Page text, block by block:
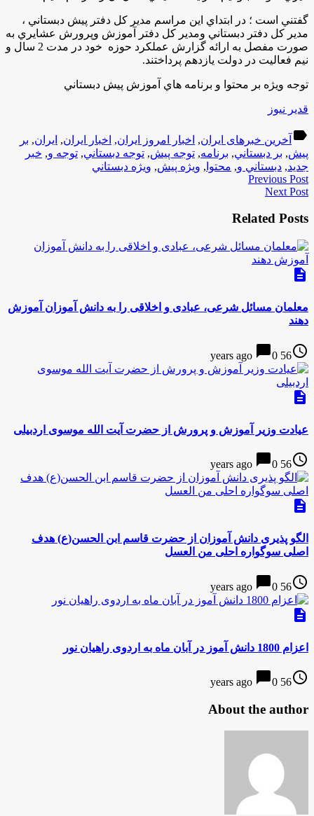
گفتني است ؛ در ابتداي اين مراسم مدير كل دفتر پيش دبستاني ،
مدير كل دفتر دبستاني ومدير كل دفتر آموزش وپرورش عشايري به
صورت مفصل به ارائه گزارش عملكرد حوزه خود در مدت 2 سال و
نيم فعاليت در دولت يازدهم پرداختند.
توجه ويژه بر محتوا و برنامه هاي آموزش پيش دبستاني
قدیر نیوز
label آخرین خبرهای ایران, اخبار امروز ایران, اخبار ایران, ایران, بر
پيش, بر دبستاني, برنامه, توجه پيش, توجه دبستاني, توجه و, خبر
جدید, دبستاني و, محتوا , ويژه پيش, ويژه دبستاني
Previous Post
Next Post
Related Posts
description
معلمان مسائل شرعی، عبادی و اخلاقی را به دانش آموزان آموزش
دهند
access_time
56 years ago
chat_bubble0
description
عیادت وزیر آموزش و پرورش از حضرت آیت الله موسوی اردبیلی
access_time
56 years ago
chat_bubble0
description
الگو پذیری دانش آموزان از حضرت قاسم ابن الحسن(ع) هدف
اصلی سوگواره احلی من العسل
access_time
56 years ago
chat_bubble0
description
اعزام 1800 دانش آموز در آبان ماه به اردوی راهیان نور
access_time
56 years ago
chat_bubble0
About the author